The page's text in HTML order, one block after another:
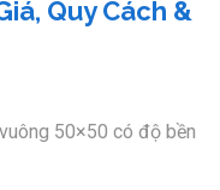
Quy Cách &
50×50 có độ bền